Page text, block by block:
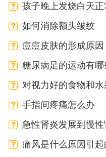
孩子晚上发烧白天
如何消除额头皱纹
痘痘皮肤的形成原因
糖尿病足的运动有哪
对视力好的食物和水
手指间疼痛怎么办
急性肾炎发展到慢
痛风是什么原因引